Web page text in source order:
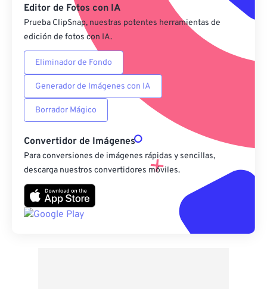
Editor de Fotos con IA
Prueba ClipSnap, nuestras potentes herramientas de
edición de fotos con IA.
Eliminador de Fondo
Generador de Imágenes con IA
Borrador Mágico
Convertidor de Imágenes
Para conversiones de imágenes rápidas y sencillas,
descarga nuestros convertidores móviles.